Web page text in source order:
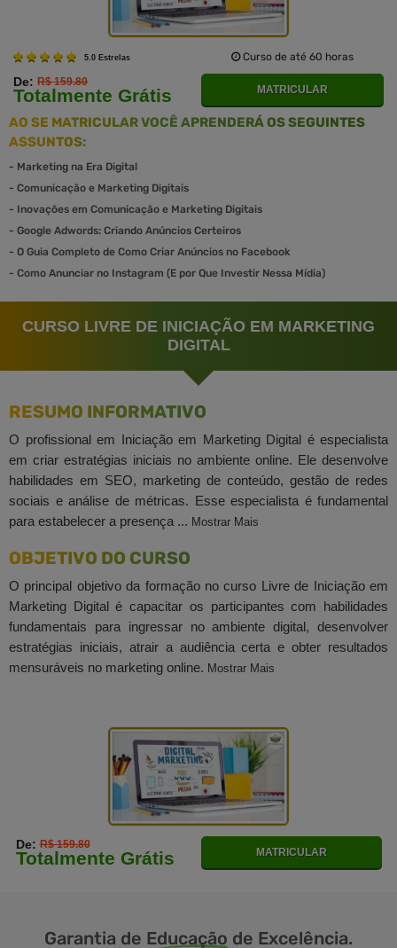
5.0 Estrelas Curso de até 60 horas
De: R$ 159.80
Totalmente Grátis MATRICULAR
AO SE MATRICULAR VOCÊ APRENDERÁ OS SEGUINTES
ASSUNTOS:
- Marketing na Era Digital
- Comunicação e Marketing Digitais
- Inovações em Comunicação e Marketing Digitais
- Google Adwords: Criando Anúncios Certeiros
- O Guia Completo de Como Criar Anúncios no Facebook
- Como Anunciar no Instagram (E por Que Investir Nessa Mídia)
CURSO LIVRE DE INICIAÇÃO EM MARKETING
DIGITAL
RESUMO INFORMATIVO
O profissional em Iniciação em Marketing Digital é especialista
em criar estratégias iniciais no ambiente online. Ele desenvolve
habilidades em SEO, marketing de conteúdo, gestão de redes
sociais e análise de métricas. Esse especialista é fundamental
para estabelecer a presença ... Mostrar Mais
OBJETIVO DO CURSO
O principal objetivo da formação no curso Livre de Iniciação em
Marketing Digital é capacitar os participantes com habilidades
fundamentais para ingressar no ambiente digital, desenvolver
estratégias iniciais, atrair a audiência certa e obter resultados
mensuráveis no marketing online. Mostrar Mais
De:R$ 159.80
Totalmente Grátis MATRICULAR
Garantia de Educação de Excelência.